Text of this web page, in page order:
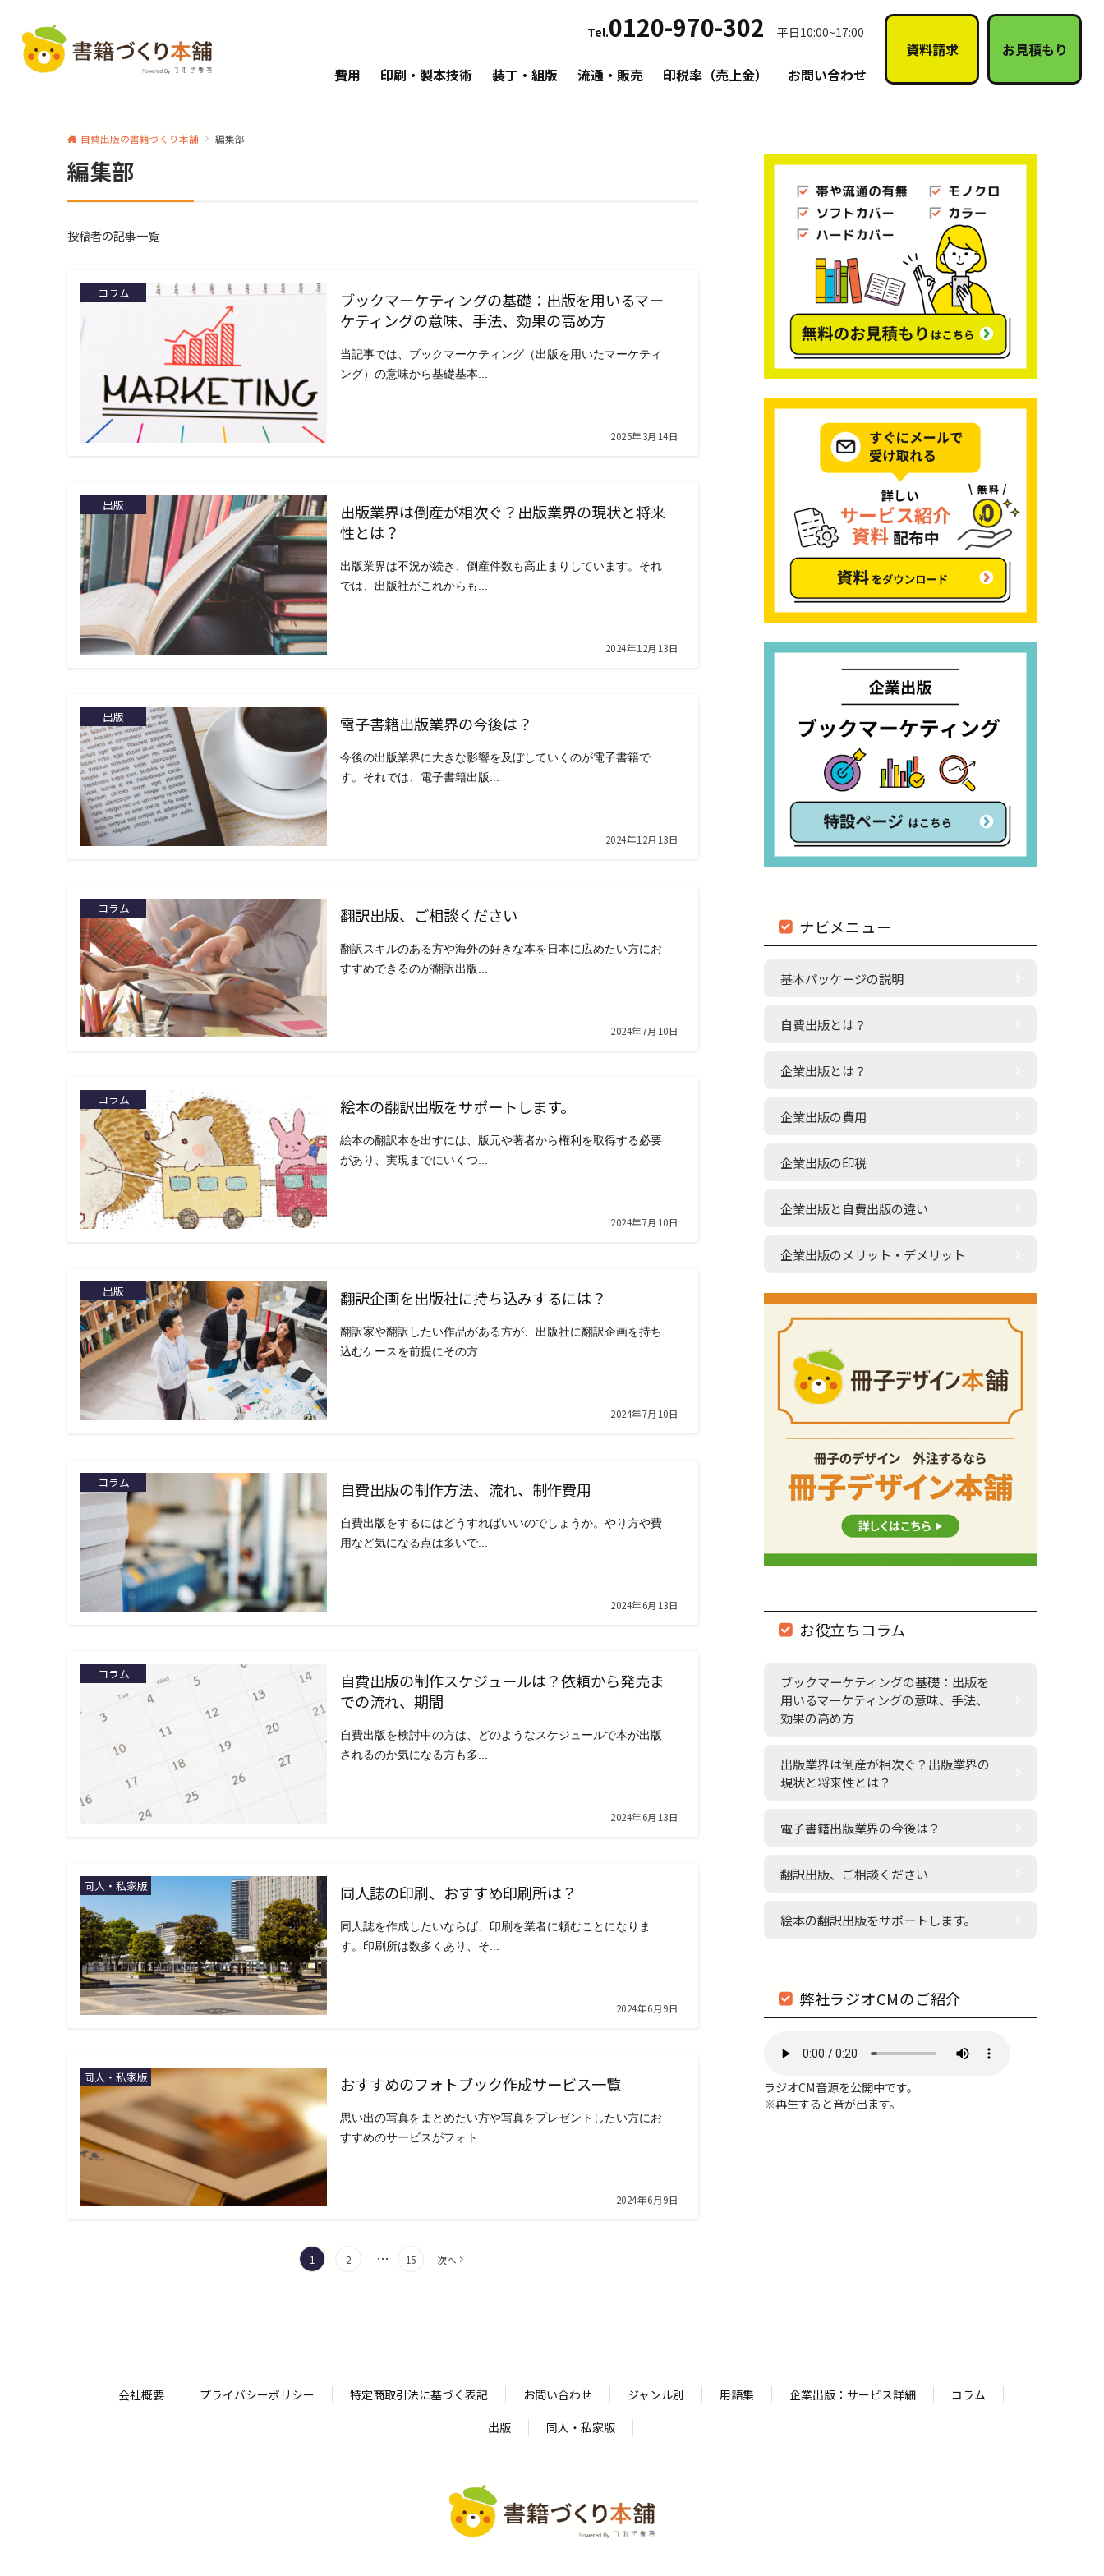
Tel.0120-970-302 平日10:00~17:00
費用 印刷・製本技術 装丁・組版 流通・販売 印税率（売上金） お問い合わせ
資料請求 お見積もり
自費出版の書籍づくり本舗 編集部
編集部
投稿者の記事一覧
コラム
ブックマーケティングの基礎：出版を用いるマー
ケティングの意味、手法、効果の高め方
当記事では、ブックマーケティング（出版を用いたマーケティ
ング）の意味から基礎基本...
2025年3月14日
出版
出版業界は倒産が相次ぐ？出版業界の現状と将来
性とは？
出版業界は不況が続き、倒産件数も高止まりしています。それ
では、出版社がこれからも...
2024年12月13日
出版 電子書籍出版業界の今後は？
今後の出版業界に大きな影響を及ぼしていくのが電子書籍で
す。それでは、電子書籍出版...
2024年12月13日
コラム 翻訳出版、ご相談ください
翻訳スキルのある方や海外の好きな本を日本に広めたい方にお
すすめできるのが翻訳出版...
2024年7月10日
コラム 絵本の翻訳出版をサポートします。
絵本の翻訳本を出すには、版元や著者から権利を取得する必要
があり、実現までにいくつ...
2024年7月10日
出版 翻訳企画を出版社に持ち込みするには？
翻訳家や翻訳したい作品がある方が、出版社に翻訳企画を持ち
込むケースを前提にその方...
2024年7月10日
コラム 自費出版の制作方法、流れ、制作費用
自費出版をするにはどうすればいいのでしょうか。やり方や費
用など気になる点は多いで...
2024年6月13日
コラム
自費出版の制作スケジュールは？依頼から発売ま
での流れ、期間
自費出版を検討中の方は、どのようなスケジュールで本が出版
されるのか気になる方も多...
2024年6月13日
同人・私家版 同人誌の印刷、おすすめ印刷所は？
同人誌を作成したいならば、印刷を業者に頼むことになりま
す。印刷所は数多くあり、そ...
2024年6月9日
同人・私家版 おすすめのフォトブック作成サービス一覧
思い出の写真をまとめたい方や写真をプレゼントしたい方にお
すすめのサービスがフォト...
2024年6月9日
1 2 … 15 次へ
ナビメニュー
基本パッケージの説明
自費出版とは？
企業出版とは？
企業出版の費用
企業出版の印税
企業出版と自費出版の違い
企業出版のメリット・デメリット
お役立ちコラム
ブックマーケティングの基礎：出版を
用いるマーケティングの意味、手法、
効果の高め方
出版業界は倒産が相次ぐ？出版業界の
現状と将来性とは？
電子書籍出版業界の今後は？
翻訳出版、ご相談ください
絵本の翻訳出版をサポートします。
弊社ラジオCMのご紹介
ラジオCM音源を公開中です。
※再生すると音が出ます。
会社概要 プライバシーポリシー 特定商取引法に基づく表記 お問い合わせ ジャンル別 用語集 企業出版：サービス詳細
コラム
出版
同人・私家版